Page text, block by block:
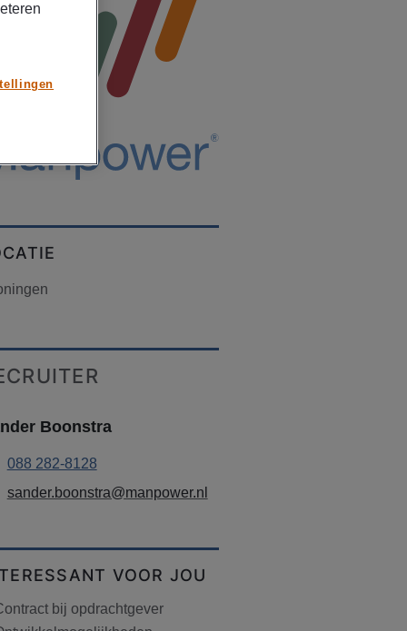
Boonstra
088 282-8128
sander.boonstra@manpower.nl
VOOR JOU
bij opdrachtgever